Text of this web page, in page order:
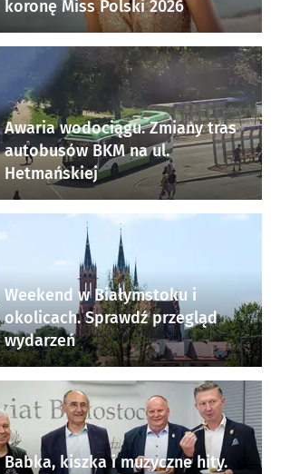
koronę Miss Polski 2026
Awaria wodociągu. Zmiany tras
autobusów BKM na ul.
Hetmańskiej
Weekend w Białymstoku i
okolicach. Sprawdź przegląd
wydarzeń
Babka, kiszka i muzyczne hity.